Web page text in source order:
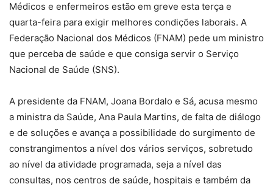
Médicos e enfermeiros estão em greve esta terça e
quarta-feira para exigir melhores condições laborais. A
Federação Nacional dos Médicos (FNAM) pede um ministro
que perceba de saúde e que consiga servir o Serviço
Nacional de Saúde (SNS).
A presidente da FNAM, Joana Bordalo e Sá, acusa mesmo
a ministra da Saúde, Ana Paula Martins, de falta de diálogo
e de soluções e avança a possibilidade do surgimento de
constrangimentos a nível dos vários serviços, sobretudo
ao nível da atividade programada, seja a nível das
consultas, nos centros de saúde, hospitais e também da